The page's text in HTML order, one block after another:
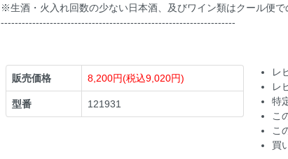
※生酒・火入れ回数の少ない日本酒、及びワイン類はクール便で
-------------------------------------------------------------------
販売価格 8,200円(税込9,020円)
型番 121931
レ
レ
特
こ
こ
買